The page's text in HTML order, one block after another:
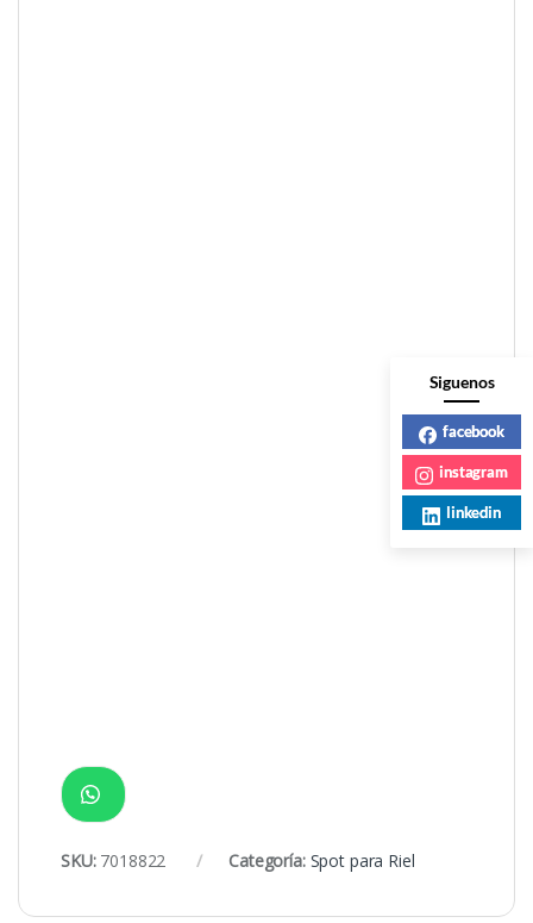
SKU: 7018822 Categoría: Spot para Riel
Siguenos
facebook
instagram
linkedin